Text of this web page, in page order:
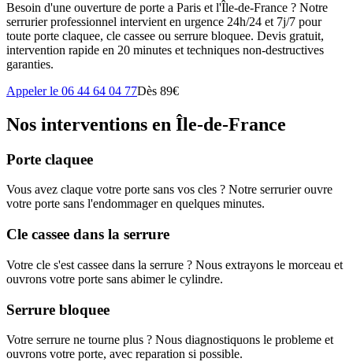
Besoin d'une ouverture de porte a Paris et l'Île-de-France ? Notre
serrurier professionnel intervient en urgence 24h/24 et 7j/7 pour
toute porte claquee, cle cassee ou serrure bloquee. Devis gratuit,
intervention rapide en 20 minutes et techniques non-destructives
garanties.
Appeler le 06 44 64 04 77Dès 89€
Nos interventions en Île-de-France
Porte claquee
Vous avez claque votre porte sans vos cles ? Notre serrurier ouvre
votre porte sans l'endommager en quelques minutes.
Cle cassee dans la serrure
Votre cle s'est cassee dans la serrure ? Nous extrayons le morceau et
ouvrons votre porte sans abimer le cylindre.
Serrure bloquee
Votre serrure ne tourne plus ? Nous diagnostiquons le probleme et
ouvrons votre porte, avec reparation si possible.